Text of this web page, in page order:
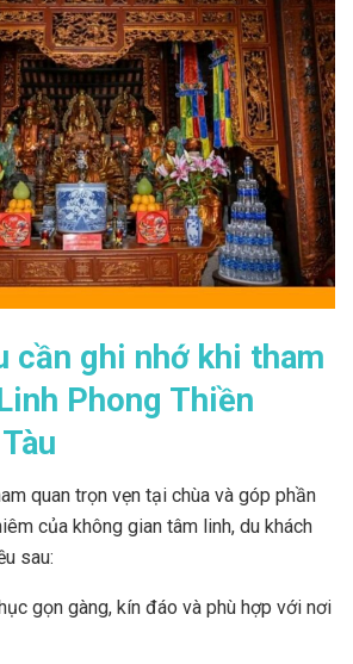
cần ghi nhớ khi tham
Phong Thiền
quan trọn vẹn tại chùa và góp phần
của không gian tâm linh, du khách
sau:
gọn gàng, kín đáo và phù hợp với nơi